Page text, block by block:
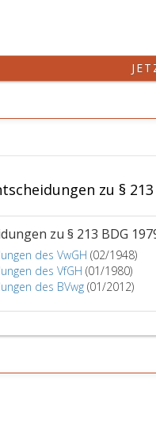
zu §
zu § 213 BDG
des VwGH (02/1948)
des VfGH (01/1980)
des BVwg (01/2012)